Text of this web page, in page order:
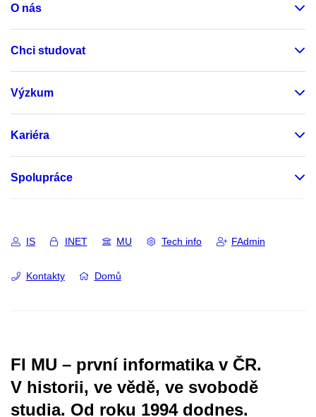
O nás
Chci studovat
Výzkum
Kariéra
Spolupráce
IS INET MU Tech info FAdmin
Kontakty Domů
FI MU – první informatika v ČR.
V historii, ve vědě, ve svobodě
studia. Od roku 1994 dodnes.